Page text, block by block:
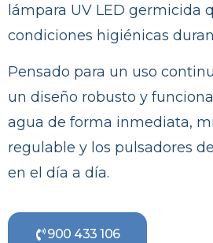
lámpara UV LED germicida
condiciones higiénicas
Pensado para un uso
un diseño robusto y
agua de forma inmediata,
regulable y los pulsadores
en el día a día.
900 433 106